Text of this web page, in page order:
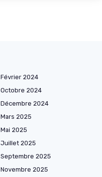
Février 2024
Octobre 2024
Décembre 2024
Mars 2025
Mai 2025
Juillet 2025
Septembre 2025
Novembre 2025